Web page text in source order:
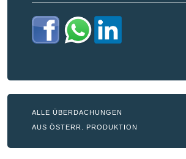
ALLE ÜBERDACHUNGEN
AUS ÖSTERR. PRODUKTION